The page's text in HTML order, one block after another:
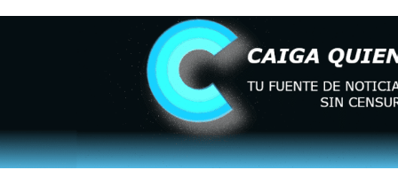
apagones y promesas incumplidas... AGOSTO 6, 2026